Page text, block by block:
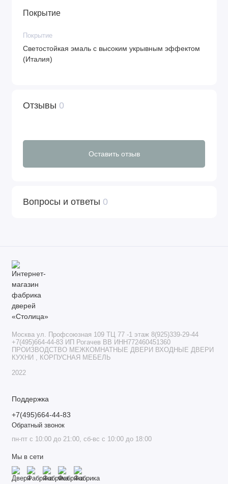
Покрытие
Покрытие
Светостойкая эмаль с высоким укрывным эффектом
(Италия)
Отзывы 0
Оставить отзыв
Вопросы и ответы 0
Москва ул. Профсоюзная 109 ТЦ 77 -1 этаж 8(925)339-29-44
+7(495)664-44-83 ИП Рогачев ВВ ИНН772460451360
ПРОИЗВОДСТВО МЕЖКОМНАТНЫЕ ДВЕРИ ВХОДНЫЕ ДВЕРИ
КУХНИ , КОРПУСНАЯ МЕБЕЛЬ
2022
Поддержка
+7(495)664-44-83
Обратный звонок
пн-пт с 10:00 до 21:00, сб-вс с 10:00 до 18:00
Мы в сети